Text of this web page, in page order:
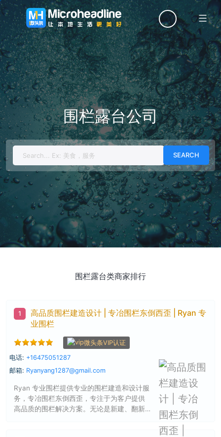
Menu
围栏露台公司
Search
for:
围栏露台类商家排行
1
高品质围栏建造设计 | 专冶围栏东倒西歪 | Ryan 专
业围栏
微头条VIP认证
电话: +16475051287
邮箱: Ryanyang1287@gmail.com
Ryan 专业围栏提供专业的围栏建造和设计服
务，专冶围栏东倒西歪，专注于为客户提供
高品质的围栏解决方案。无论是新建、翻新